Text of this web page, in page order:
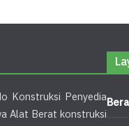
Konstruksi Penyedia
Alat Berat konstruksi